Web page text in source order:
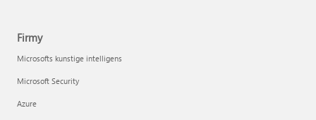
Firmy
Microsofts kunstige intelligens
Microsoft Security
Azure